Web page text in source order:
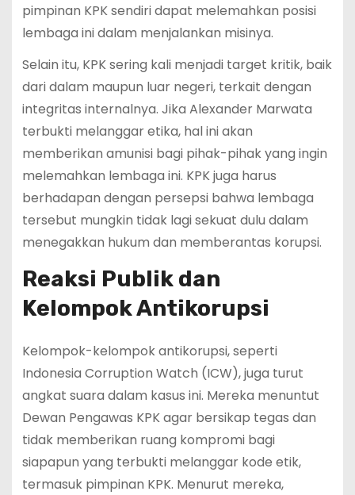
pimpinan KPK sendiri dapat melemahkan posisi
lembaga ini dalam menjalankan misinya.
Selain itu, KPK sering kali menjadi target kritik, baik
dari dalam maupun luar negeri, terkait dengan
integritas internalnya. Jika Alexander Marwata
terbukti melanggar etika, hal ini akan
memberikan amunisi bagi pihak-pihak yang ingin
melemahkan lembaga ini. KPK juga harus
berhadapan dengan persepsi bahwa lembaga
tersebut mungkin tidak lagi sekuat dulu dalam
menegakkan hukum dan memberantas korupsi.
Reaksi Publik dan
Kelompok Antikorupsi
Kelompok-kelompok antikorupsi, seperti
Indonesia Corruption Watch (ICW), juga turut
angkat suara dalam kasus ini. Mereka menuntut
Dewan Pengawas KPK agar bersikap tegas dan
tidak memberikan ruang kompromi bagi
siapapun yang terbukti melanggar kode etik,
termasuk pimpinan KPK. Menurut mereka,